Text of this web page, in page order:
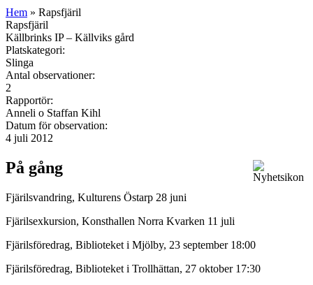
Hem » Rapsfjäril
Rapsfjäril
Källbrinks IP – Källviks gård
Platskategori:
Slinga
Antal observationer:
2
Rapportör:
Anneli o Staffan Kihl
Datum för observation:
4 juli 2012
På gång
Fjärilsvandring, Kulturens Östarp 28 juni
Fjärilsexkursion, Konsthallen Norra Kvarken 11 juli
Fjärilsföredrag, Biblioteket i Mjölby, 23 september 18:00
Fjärilsföredrag, Biblioteket i Trollhättan, 27 oktober 17:30